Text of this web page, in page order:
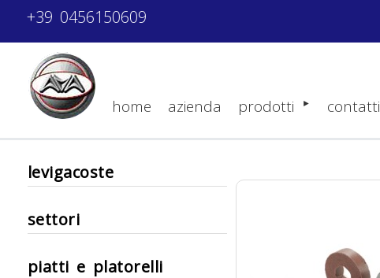
+39 0456150609
home azienda prodotti contatti
levigacoste
settori
piatti e platorelli